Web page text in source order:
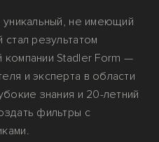
не имеющий
результатом
компании Stadler Form —
и эксперта в области
знания и 20-летний
фильтры с